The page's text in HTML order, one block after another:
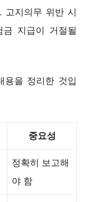
고지의무 위반 시
지급이 거절될
용을 정리한 것입
중요성
정확히 보고해
야 함